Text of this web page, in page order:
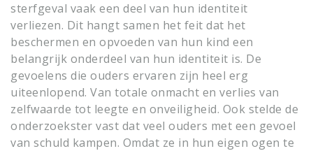
sterfgeval vaak een deel van hun identiteit
verliezen. Dit hangt samen het feit dat het
beschermen en opvoeden van hun kind een
belangrijk onderdeel van hun identiteit is. De
gevoelens die ouders ervaren zijn heel erg
uiteenlopend. Van totale onmacht en verlies van
zelfwaarde tot leegte en onveiligheid. Ook stelde de
onderzoekster vast dat veel ouders met een gevoel
van schuld kampen. Omdat ze in hun eigen ogen te